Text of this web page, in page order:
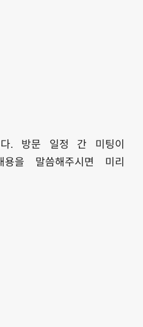
다. 방문 일정 간 미팅이
을 말씀해주시면 미리